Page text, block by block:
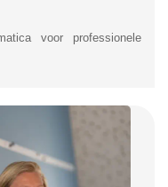
voor professionele